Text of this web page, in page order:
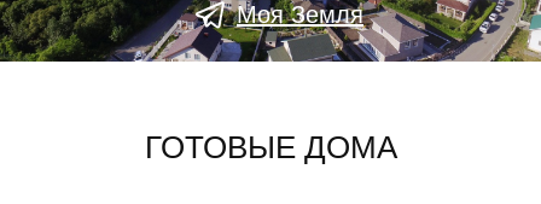
Моя Земля
ГОТОВЫЕ ДОМА